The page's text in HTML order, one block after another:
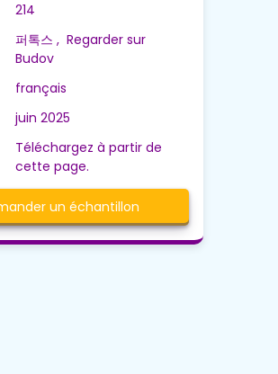
214
퍼톡스 , Regarder sur
Budov
français
juin 2025
Téléchargez à partir de
cette page.
un échantillon